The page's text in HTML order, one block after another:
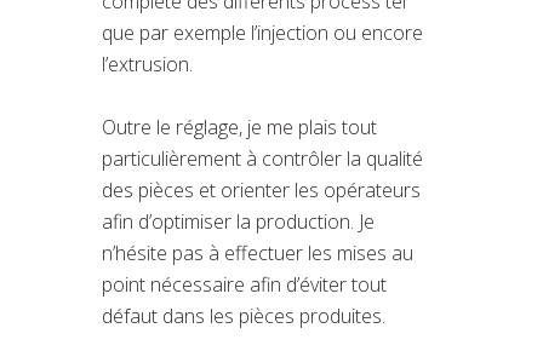
que par exemple l’injection ou encore
l’extrusion.
Outre le réglage, je me plais tout
particulièrement à contrôler la qualité
des pièces et orienter les opérateurs
afin d’optimiser la production. Je
n’hésite pas à effectuer les mises au
point nécessaire afin d’éviter tout
défaut dans les pièces produites.